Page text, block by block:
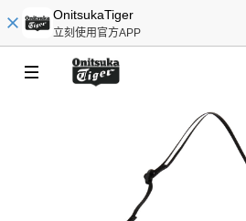
OnitsukaTiger
立刻使用官方APP